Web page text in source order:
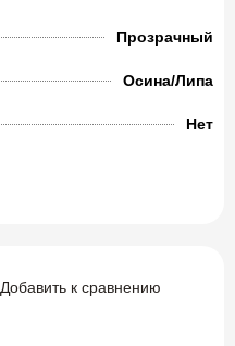
Прозрачный
Осина/Липа
Нет
Добавить к сравнению